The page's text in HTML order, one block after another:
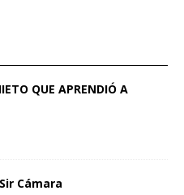
QUE APRENDIÓ A
Cámara